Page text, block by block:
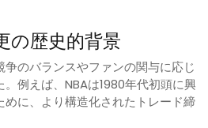
の歴史的背景
争のバランスやファンの関与に応じ
例えば、NBAは1980年代初頭に興
に、より構造化されたトレード締